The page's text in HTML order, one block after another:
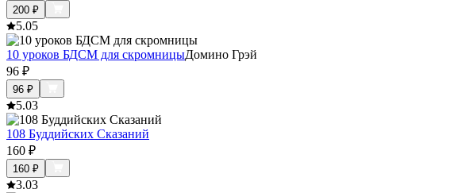
200 ₽
5.05
10 уроков БДСМ для скромницыДомино Грэй
96 ₽
96 ₽
5.03
108 Буддийских Сказаний
160 ₽
160 ₽
3.03